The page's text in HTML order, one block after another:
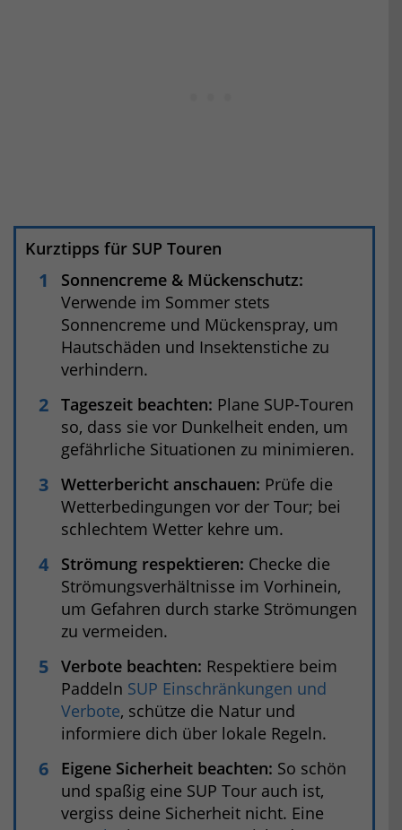
Kurztipps für SUP Touren
Sonnencreme & Mückenschutz:
Verwende im Sommer stets
Sonnencreme und Mückenspray, um
Hautschäden und Insektenstiche zu
verhindern.
Tageszeit beachten: Plane SUP-Touren
so, dass sie vor Dunkelheit enden, um
gefährliche Situationen zu minimieren.
Wetterbericht anschauen: Prüfe die
Wetterbedingungen vor der Tour; bei
schlechtem Wetter kehre um.
Strömung respektieren: Checke die
Strömungsverhältnisse im Vorhinein,
um Gefahren durch starke Strömungen
zu vermeiden.
Verbote beachten: Respektiere beim
Paddeln SUP Einschränkungen und
Verbote, schütze die Natur und
informiere dich über lokale Regeln.
Eigene Sicherheit beachten: So schön
und spaßig eine SUP Tour auch ist,
vergiss deine Sicherheit nicht. Eine